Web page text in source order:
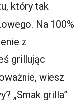
który tak
Na 100%
z
grillując
wiesz
„Smak grilla”